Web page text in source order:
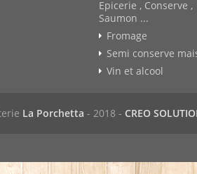
Epicerie , Conserve ,
Saumon ...
Fromage
Semi conserve
Vin et alcool
La Porchetta - 2018 - CREO